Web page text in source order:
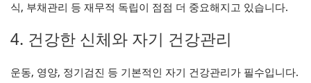
식, 부채관리 등 재무적 독립이 점점 더 중요해지고 있습니다.
4. 건강한 신체와 자기 건강관리
운동, 영양, 정기검진 등 기본적인 자기 건강관리가 필수입니다.